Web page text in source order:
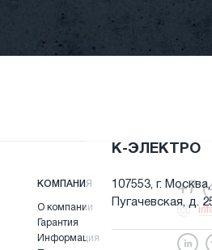
К-ЭЛЕКТРО
107553, г.
Пугачевская, д.
КОМПАНИЯ
О компании
Гарантия
Информация
+7